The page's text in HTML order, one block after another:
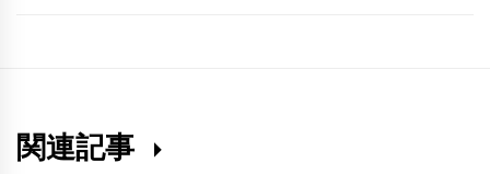
関連記事